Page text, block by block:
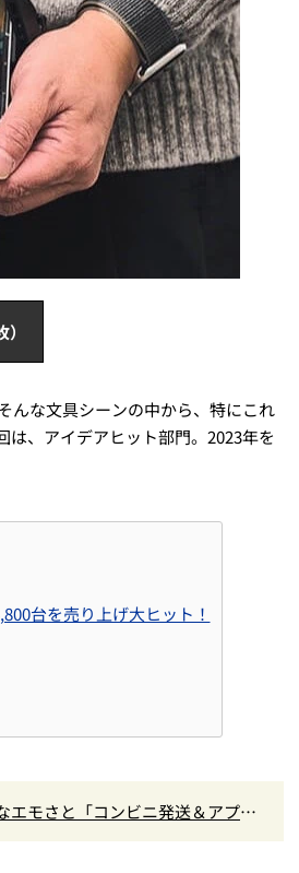
んな文具シーンの中から、特にこれ
、アイデアヒット部門。2023年を
台を売り上げ大ヒット！
エモさと「コンビニ発送＆アプリ